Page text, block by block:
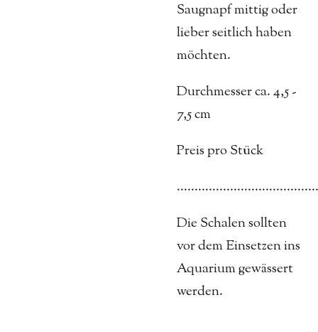
Saugnapf mittig oder
lieber seitlich haben
möchten.
Durchmesser ca. 4,5 -
7,5 cm
Preis pro Stück
Die Schalen sollten
vor dem Einsetzen ins
Aquarium gewässert
werden.